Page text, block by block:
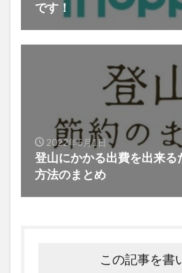
です！
2022年5月1日
登山にかかる出費を出来る
方法のまとめ
この記事を書